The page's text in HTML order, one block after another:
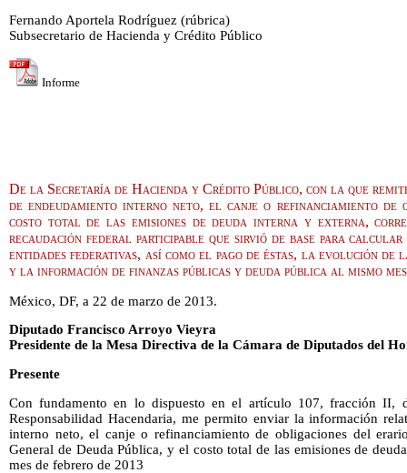
Fernando Aportela Rodríguez (rúbrica)
Subsecretario de Hacienda y Crédito Público
Informe
De la Secretaría de Hacienda y Crédito Público, con la que
de endeudamiento interno neto, el canje o refinanciamiento
costo total de las emisiones de deuda interna y externa,
recaudación federal participable que sirvió de base para
entidades federativas, así como el pago de éstas, la evolución de
y la información de finanzas públicas y deuda pública al mismo mes
México, DF, a 22 de marzo de 2013.
Diputado Francisco Arroyo Vieyra
Presidente de la Mesa Directiva de la Cámara de Diputados del
Presente
Con fundamento en lo dispuesto en el artículo 107, fracción II,
Responsabilidad Hacendaria, me permito enviar la información
interno neto, el canje o refinanciamiento de obligaciones del
General de Deuda Pública, y el costo total de las emisiones de
mes de febrero de 2013